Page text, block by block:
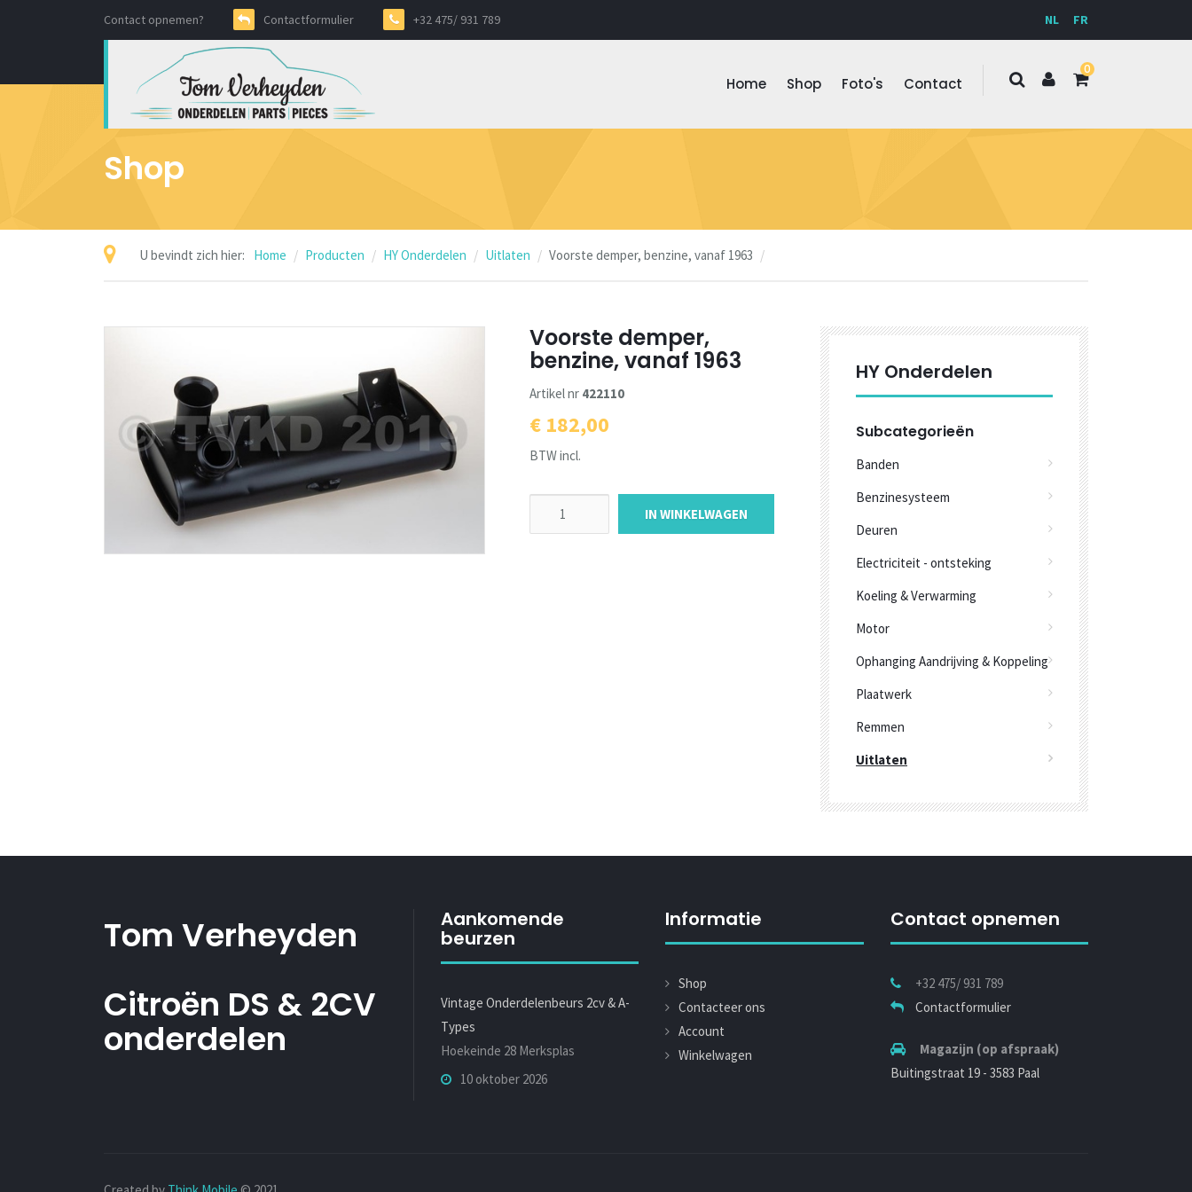
Contact opnemen? Contactformulier +32 475/ 931 789 NL FR
0
Home Shop Foto's Contact
Shop
U bevindt zich hier: Home Producten HY Onderdelen Uitlaten Voorste demper, benzine, vanaf 1963
Voorste demper,
benzine, vanaf 1963
Artikel nr 422110
€ 182,00
BTW incl.
IN WINKELWAGEN
HY Onderdelen
Subcategorieën
Banden
Benzinesysteem
Deuren
Electriciteit - ontsteking
Koeling & Verwarming
Motor
Ophanging Aandrijving & Koppeling
Plaatwerk
Remmen
Uitlaten
Tom Verheyden
Citroën DS & 2CV
onderdelen
Aankomende
beurzen
Vintage Onderdelenbeurs 2cv & A-
Types
Hoekeinde 28 Merksplas
10 oktober 2026
Informatie
Shop
Contacteer ons
Account
Winkelwagen
Contact opnemen
+32 475/ 931 789
Contactformulier
Magazijn (op afspraak)
Buitingstraat 19 - 3583 Paal